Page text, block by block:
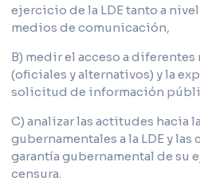
ejercicio de la LDE tanto a
medios de comunicación,
B) medir el acceso a
(oficiales y alternativos) y la
solicitud de información
C) analizar las actitudes hacia
gubernamentales a la LDE y las
garantía gubernamental de su
censura.